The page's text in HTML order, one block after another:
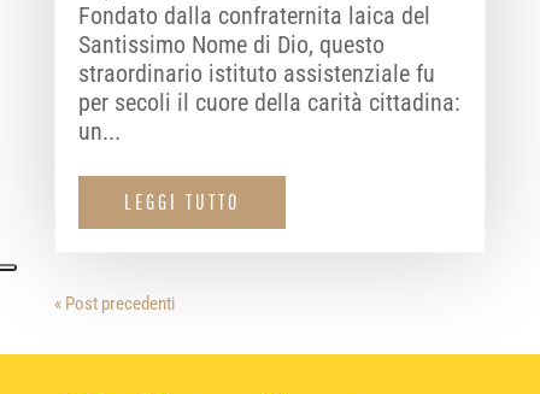
Fondato dalla confraternita laica del
Santissimo Nome di Dio, questo
straordinario istituto assistenziale fu
per secoli il cuore della carità cittadina:
un...
LEGGI TUTTO
« Post precedenti